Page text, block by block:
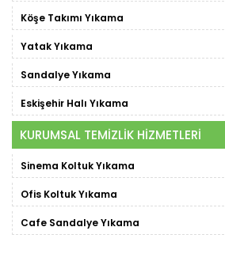
Köşe Takımı Yıkama
Yatak Yıkama
Sandalye Yıkama
Eskişehir Halı Yıkama
KURUMSAL TEMİZLİK HİZMETLERİ
Sinema Koltuk Yıkama
Ofis Koltuk Yıkama
Cafe Sandalye Yıkama